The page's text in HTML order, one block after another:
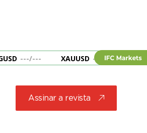
---/--- XAUUSD --- ---
Assinar a revista j